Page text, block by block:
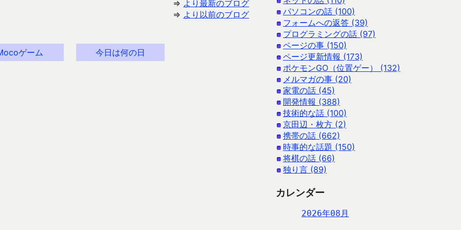
⇒ より最新のブログ
⇒ より以前のブログ
ゲーム 今日は何の日
パソコンの話 (100)
フォームへの返答 (39)
プログラミングの話 (97)
ページの事 (150)
ページ更新情報 (173)
ポケモンGO（位置ゲー） (132)
メルマガの事 (20)
家電の話 (45)
開発情報 (388)
技術的な話 (100)
京田辺・枚方 (2)
携帯の話 (662)
時事的な話題 (150)
将棋の話 (66)
独り言 (89)
カレンダー
2026年08月